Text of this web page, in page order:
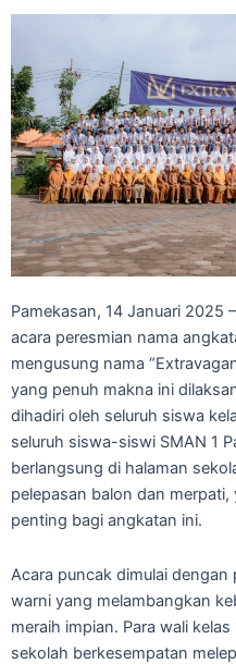
Pamekasan, 14 Januari 2025
acara peresmian nama
mengusung nama
yang penuh makna ini
dihadiri oleh seluruh siswa
seluruh siswa-siswi SMAN 1
berlangsung di halaman
pelepasan balon dan
penting bagi angkatan ini.
Acara puncak dimulai dengan
warni yang melambangkan
meraih impian. Para wali
sekolah berkesempatan